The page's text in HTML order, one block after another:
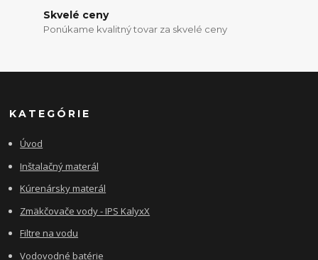
Skvelé ceny
Ponúkame kvalitný tovar za skvelé ceny
KATEGÓRIE
Úvod
Inštalačný materál
Kúrenársky materál
Zmäkčovače vody - IPS KalyxX
Filtre na vodu
Vodovodné batérie